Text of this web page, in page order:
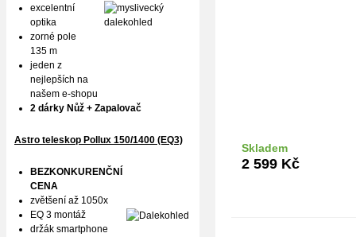
Skladem
2 599 Kč
excelentní
optika
zorné pole
135 m
jeden z
nejlepších na
našem e-shopu
2 dárky Nůž + Zapalovač
Astro teleskop Pollux 150/1400 (EQ3)
BEZKONKURENČNÍ
CENA
zvětšení až 1050x
EQ 3 montáž
držák smartphone